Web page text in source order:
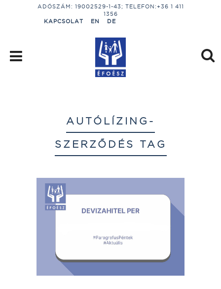
ADÓSZÁM: 19002529-1-43; TELEFON:+36 1 411
1356
KAPCSOLAT
EN DE
AUTÓLÍZING-
SZERZŐDÉS TAG